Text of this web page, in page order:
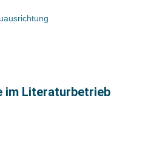
im Literaturbetrieb